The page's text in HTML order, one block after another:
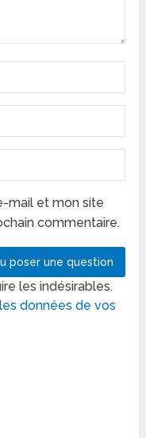
mail et mon site
commentaire.
les indésirables.
données de vos